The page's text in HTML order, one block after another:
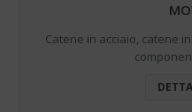
Catene in acciaio, catene